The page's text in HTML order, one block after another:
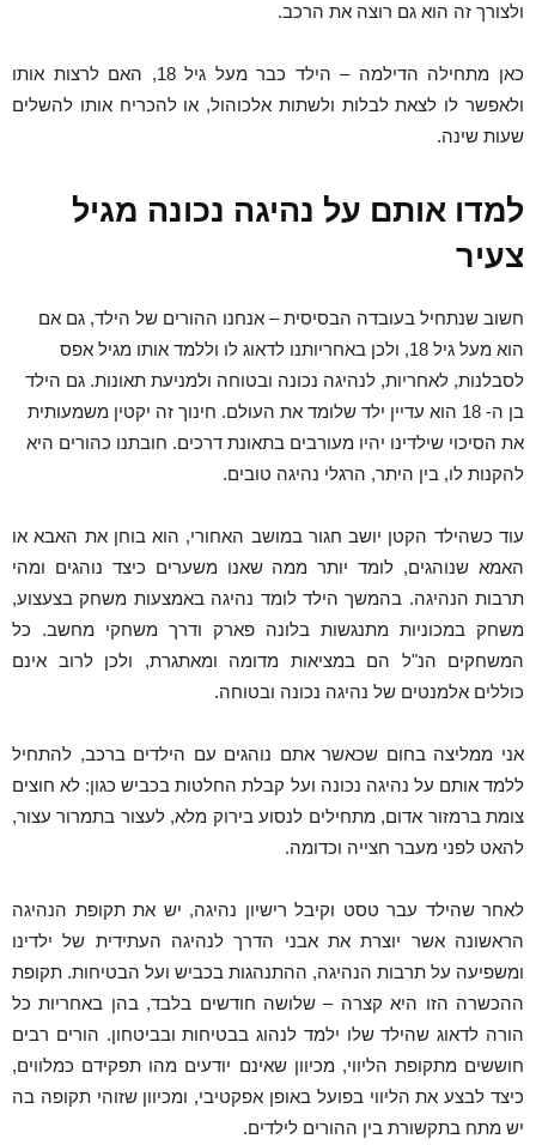
ולצורך זה הוא גם רוצה את הרכב.
כאן מתחילה הדילמה – הילד כבר מעל גיל 18, האם לרצות אותו
ולאפשר לו לצאת לבלות ולשתות אלכוהול, או להכריח אותו להשלים
שעות שינה.
למדו אותם על נהיגה נכונה מגיל
צעיר
חשוב שנתחיל בעובדה הבסיסית – אנחנו ההורים של הילד, גם אם
הוא מעל גיל 18, ולכן באחריותנו לדאוג לו וללמד אותו מגיל אפס
לסבלנות, לאחריות, לנהיגה נכונה ובטוחה ולמניעת תאונות. גם הילד
בן ה- 18 הוא עדיין ילד שלומד את העולם. חינוך זה יקטין משמעותית
את הסיכוי שילדינו יהיו מעורבים בתאונת דרכים. חובתנו כהורים היא
להקנות לו, בין היתר, הרגלי נהיגה טובים.
עוד כשהילד הקטן יושב חגור במושב האחורי, הוא בוחן את האבא או
האמא שנוהגים, לומד יותר ממה שאנו משערים כיצד נוהגים ומהי
תרבות הנהיגה. בהמשך הילד לומד נהיגה באמצעות משחק בצעצוע,
משחק במכוניות מתנגשות בלונה פארק ודרך משחקי מחשב. כל
המשחקים הנ"ל הם במציאות מדומה ומאתגרת, ולכן לרוב אינם
כוללים אלמנטים של נהיגה נכונה ובטוחה.
אני ממליצה בחום שכאשר אתם נוהגים עם הילדים ברכב, להתחיל
ללמד אותם על נהיגה נכונה ועל קבלת החלטות בכביש כגון: לא חוצים
צומת ברמזור אדום, מתחילים לנסוע בירוק מלא, לעצור בתמרור עצור,
להאט לפני מעבר חצייה וכדומה.
לאחר שהילד עבר טסט וקיבל רישיון נהיגה, יש את תקופת הנהיגה
הראשונה אשר יוצרת את אבני הדרך לנהיגה העתידית של ילדינו
ומשפיעה על תרבות הנהיגה, ההתנהגות בכביש ועל הבטיחות. תקופת
ההכשרה הזו היא קצרה – שלושה חודשים בלבד, בהן באחריות כל
הורה לדאוג שהילד שלו ילמד לנהוג בבטיחות ובביטחון. הורים רבים
חוששים מתקופת הליווי, מכיוון שאינם יודעים מהו תפקידם כמלווים,
כיצד לבצע את הליווי בפועל באופן אפקטיבי, ומכיוון שזוהי תקופה בה
יש מתח בתקשורת בין ההורים לילדים.